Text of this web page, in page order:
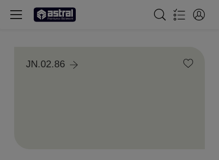
JN.02.86